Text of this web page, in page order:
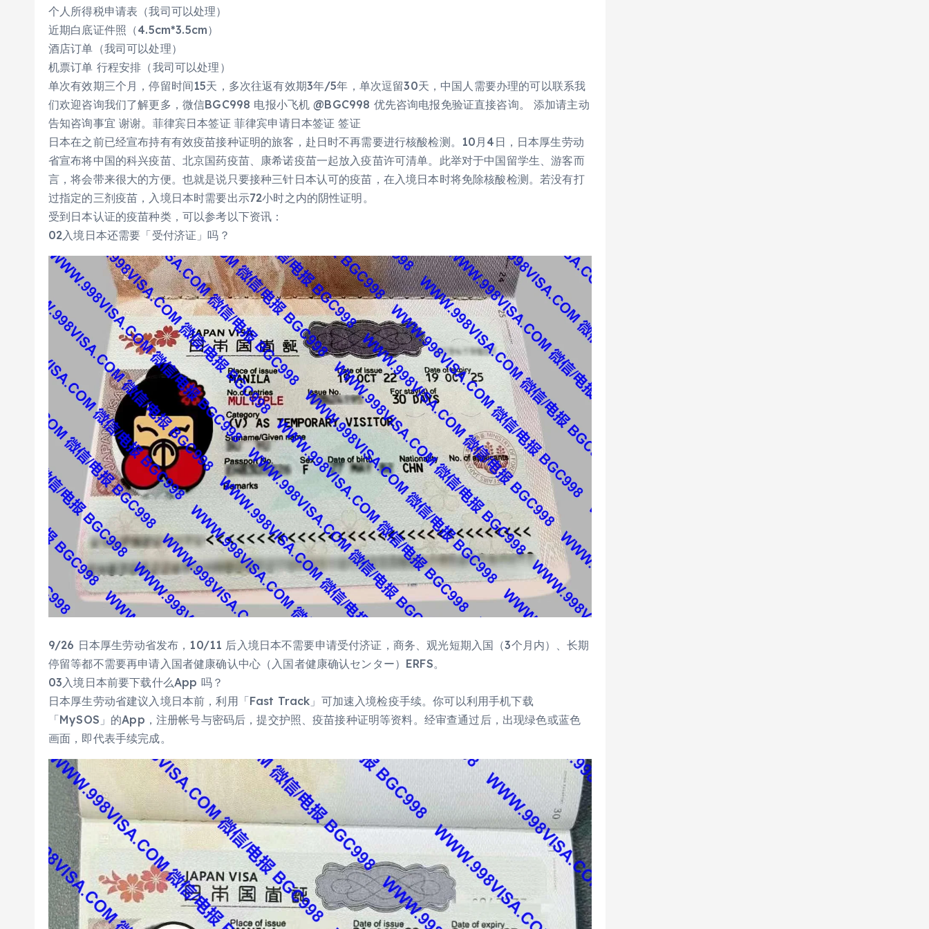
个人所得税申请表（我司可以处理）
近期白底证件照（4.5cm*3.5cm）
酒店订单（我司可以处理）
机票订单 行程安排（我司可以处理）
单次有效期三个月，停留时间15天，多次往返有效期3年/5年，单次逗留30天，中国人需要办理的可以联系我
们欢迎咨询我们了解更多，微信BGC998 电报小飞机 @BGC998 优先咨询电报免验证直接咨询。 添加请主动
告知咨询事宜 谢谢。菲律宾日本签证 菲律宾申请日本签证 签证
日本在之前已经宣布持有有效疫苗接种证明的旅客，赴日时不再需要进行核酸检测。10月4日，日本厚生劳动
省宣布将中国的科兴疫苗、北京国药疫苗、康希诺疫苗一起放入疫苗许可清单。此举对于中国留学生、游客而
言，将会带来很大的方便。也就是说只要接种三针日本认可的疫苗，在入境日本时将免除核酸检测。若没有打
过指定的三剂疫苗，入境日本时需要出示72小时之内的阴性证明。
受到日本认证的疫苗种类，可以参考以下资讯：
02入境日本还需要「受付济证」吗？
9/26 日本厚生劳动省发布，10/11 后入境日本不需要申请受付济证，商务、观光短期入国（3个月内）、长期
停留等都不需要再申请入国者健康确认中心（入国者健康确认センター）ERFS。
03入境日本前要下载什么App 吗？
日本厚生劳动省建议入境日本前，利用「Fast Track」可加速入境检疫手续。你可以利用手机下载
「MySOS」的App，注册帐号与密码后，提交护照、疫苗接种证明等资料。经审查通过后，出现绿色或蓝色
画面，即代表手续完成。